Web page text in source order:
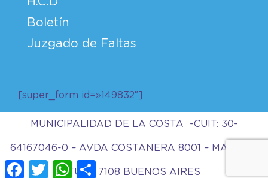
Boletín
Juzgado de Faltas
[super_form id=»149832″]
MUNICIPALIDAD DE LA COSTA -CUIT: 30-
64167046-0 – AVDA COSTANERA 8001 – MAR DEL
TUYU 7108 BUENOS AIRES
Facebook
TwitterWhatsApp